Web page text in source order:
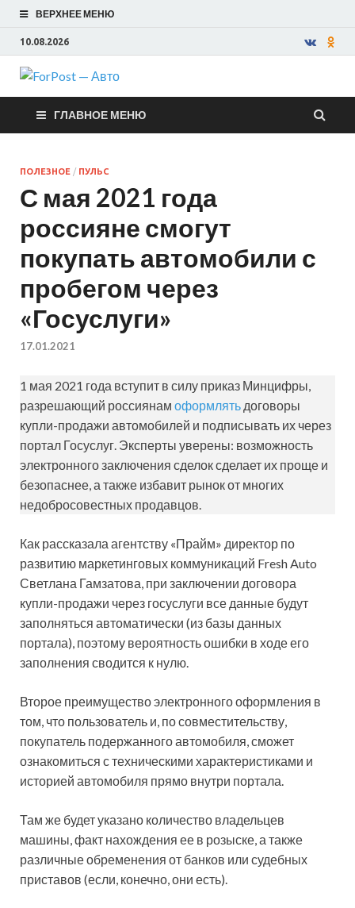
ВЕРХНЕЕ МЕНЮ
10.08.2026
ForPost —
Авто
ГЛАВНОЕ МЕНЮ
ПОЛЕЗНОЕ / ПУЛЬС
С мая 2021 года
россияне смогут
покупать автомобили с
пробегом через
«Госуслуги»
17.01.2021
1 мая 2021 года вступит в силу приказ Минцифры,
разрешающий россиянам оформлять договоры
купли-продажи автомобилей и подписывать их через
портал Госуслуг. Эксперты уверены: возможность
электронного заключения сделок сделает их проще и
безопаснее, а также избавит рынок от многих
недобросовестных продавцов.
Как рассказала агентству «Прайм» директор по
развитию маркетинговых коммуникаций Fresh Auto
Светлана Гамзатова, при заключении договора
купли-продажи через госуслуги все данные будут
заполняться автоматически (из базы данных
портала), поэтому вероятность ошибки в ходе его
заполнения сводится к нулю.
Второе преимущество электронного оформления в
том, что пользователь и, по совместительству,
покупатель подержанного автомобиля, сможет
ознакомиться с техническими характеристиками и
историей автомобиля прямо внутри портала.
Там же будет указано количество владельцев
машины, факт нахождения ее в розыске, а также
различные обременения от банков или судебных
приставов (если, конечно, они есть).